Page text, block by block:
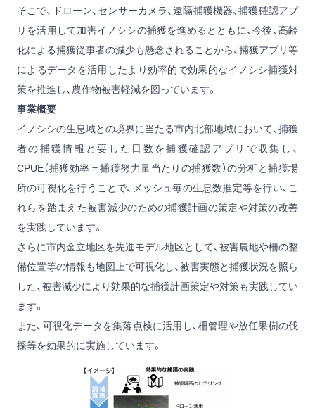
そこで、ドローン、センサーカメラ、遠隔捕獲機器、捕獲確認アプ
リを活用して加害イノシシの捕獲を進めるとともに、今後、高齢
化による捕獲従事者の減少も懸念されることから、捕獲アプリ等
によるデータを活用したより効率的で効果的なイノシシ捕獲対
策を推進し、農作物被害軽減を図っています。
事業概要
イノシシの生息域との境界に当たる市内北部地域において、捕獲
者の捕獲情報と要した日数を捕獲確認アプリで収集し、
CPUE（捕獲効率＝捕獲努力量当たりの捕獲数）の分析と捕獲場
所の可視化を行うことで、メッシュ毎の生息数推定等を行い、こ
れらを踏まえた被害減少のための捕獲計画の策定や対策の改善
を実践しています。
さらに市内金立地区を先進モデル地区として、被害農地や柵の整
備位置等の情報も地図上で可視化し、被害実態と捕獲状況を照ら
した、被害減少により効果的な捕獲計画策定や対策も実践してい
ます。
また、可視化データを集落点検に活用し、柵管理や放任果樹の伐
採等を効果的に実施しています。